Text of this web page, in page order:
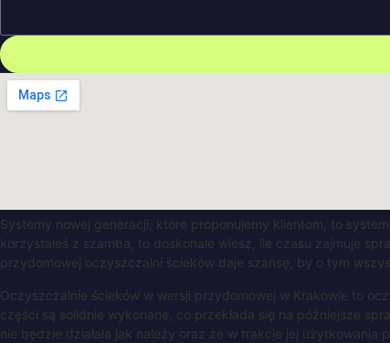
Systemy nowej generacji, które proponujemy klientom, to
korzystałeś z szamba, to doskonale wiesz, ile czasu zajmuje
przydomowej oczyszczalni ścieków daje szansę, by o tym
Oczyszczalnie ścieków w wersji przydomowej w Krakowie to
części są solidnie wykonane, co przekłada się na późniejsze
nie będzie działała jak należy oraz że w trakcie jej użytkowania